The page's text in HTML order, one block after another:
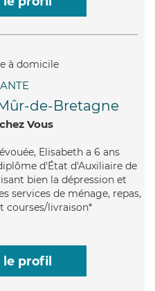
de-Bretagne
Vous
Elisabeth a 6 ans
d'État d'Auxiliaire de
bien la dépression et
services de ménage, repas,
courses/livraison*
profil